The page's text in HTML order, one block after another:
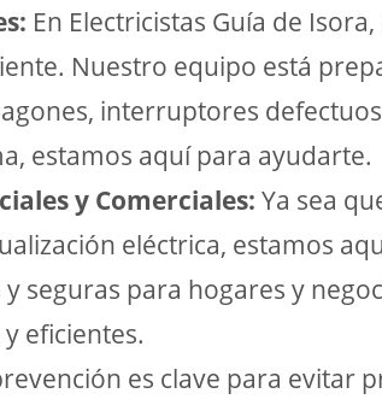
En Electricistas Guía de
Nuestro equipo está
interruptores
estamos aquí para ayudarte.
y Comerciales: Ya sea
eléctrica, estamos
seguras para hogares y
eficientes.
es clave para evitar